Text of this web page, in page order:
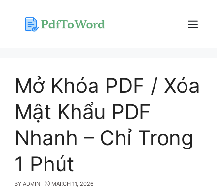
content
Menu
Mở Khóa PDF / Xóa
Mật Khẩu PDF
Nhanh – Chỉ Trong
1 Phút
BY ADMIN MARCH 11, 2026